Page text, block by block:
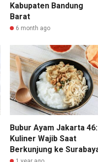
Kabupaten Bandung
Barat
6 month ago
Bubur Ayam Jakarta 46:
Kuliner Wajib Saat
Berkunjung ke